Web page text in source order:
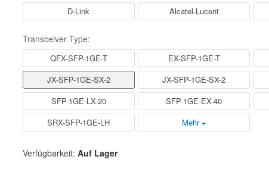
D-Link
Alcatel-Lucent
Transceiver Type:
QFX-SFP-1GE-T EX-SFP-1GE-T
JX-SFP-1GE-SX-2
JX-SFP-1GE-SX-2
SFP-1GE-LX-20
SFP-1GE-EX-40
SRX-SFP-1GE-LH
Mehr +
Verfügbarkeit: Auf Lager